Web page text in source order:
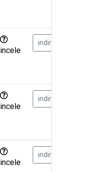
incele
indir
incele
indir
incele
indir